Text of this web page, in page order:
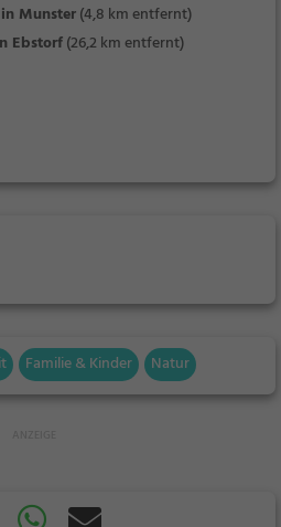
in Munster(4,8 km entfernt)
Ebstorf(26,2 km entfernt)
Familie & Kinder Natur